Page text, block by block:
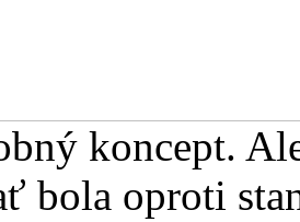
koncept.
bola oproti